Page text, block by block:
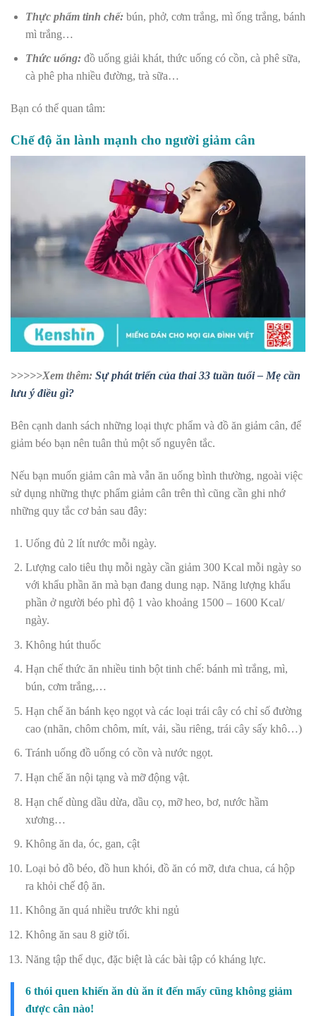
Thực phẩm tinh chế:bún, phở, cơm trắng, mì ống trắng, bánh
mì trắng…
Thức uống: đồ uống giải khát, thức uống có cồn, cà phê sữa,
cà phê pha nhiều đường, trà sữa…
Bạn có thể quan tâm:
Chế độ ăn lành mạnh cho người giảm cân
>>>>>Xem thêm: Sự phát triển của thai 33 tuần tuổi – Mẹ cần
lưu ý điều gì?
Bên cạnh danh sách những loại thực phẩm và đồ ăn giảm cân, để
giảm béo bạn nên tuân thủ một số nguyên tắc.
Nếu bạn muốn giảm cân mà vẫn ăn uống bình thường, ngoài việc
sử dụng những thực phẩm giảm cân trên thì cũng cần ghi nhớ
những quy tắc cơ bản sau đây:
Uống đủ 2 lít nước mỗi ngày.
Lượng calo tiêu thụ mỗi ngày cần giảm 300 Kcal mỗi ngày so
với khẩu phần ăn mà bạn đang dung nạp. Năng lượng khẩu
phần ở người béo phì độ 1 vào khoảng 1500 – 1600 Kcal/
ngày.
Không hút thuốc
Hạn chế thức ăn nhiều tinh bột tinh chế: bánh mì trắng, mì,
bún, cơm trắng,…
Hạn chế ăn bánh kẹo ngọt và các loại trái cây có chỉ số đường
cao (nhãn, chôm chôm, mít, vải, sầu riêng, trái cây sấy khô…)
Tránh uống đồ uống có cồn và nước ngọt.
Hạn chế ăn nội tạng và mỡ động vật.
Hạn chế dùng dầu dừa, dầu cọ, mỡ heo, bơ, nước hầm
xương…
Không ăn da, óc, gan, cật
Loại bỏ đồ béo, đồ hun khói, đồ ăn có mỡ, dưa chua, cá hộp
ra khỏi chế độ ăn.
Không ăn quá nhiều trước khi ngủ
Không ăn sau 8 giờ tối.
Năng tập thể dục, đặc biệt là các bài tập có kháng lực.
6 thói quen khiến ăn dù ăn ít đến mấy cũng không giảm
được cân nào!